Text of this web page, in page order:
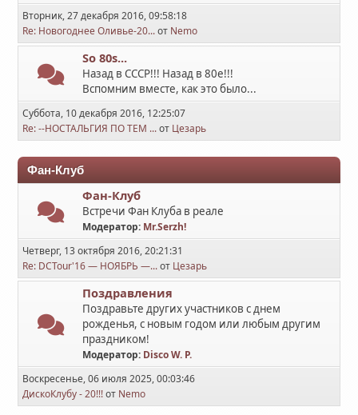
Вторник, 27 декабря 2016, 09:58:18
Re: Новогоднее Оливье-20...от Nemo
So 80s...
Назад в СССР!!! Назад в 80е!!!
Вспомним вместе, как это было...
Суббота, 10 декабря 2016, 12:25:07
Re: --НОСТАЛЬГИЯ ПО ТЕМ ...от Цезарь
Фан-Клуб
Фан-Клуб
Встречи Фан Клуба в реале
Модератор: Mr.Serzh!
Четверг, 13 октября 2016, 20:21:31
Re: DCTour'16 — НОЯБРЬ —...от Цезарь
Поздравления
Поздравьте других участников с днем
рожденья, с новым годом или любым другим
праздником!
Модератор: Disco W. P.
Воскресенье, 06 июля 2025, 00:03:46
ДискоКлубу - 20!!!от Nemo